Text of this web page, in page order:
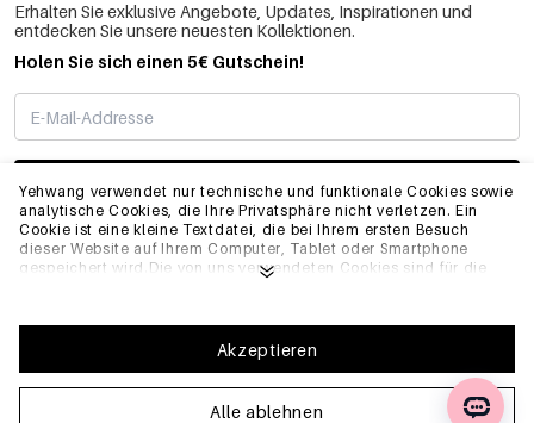
Yehwang verwendet nur technische und funktionale Cookies sowie
analytische Cookies, die Ihre Privatsphäre nicht verletzen. Ein
Cookie ist eine kleine Textdatei, die bei Ihrem ersten Besuch
dieser Website auf Ihrem Computer, Tablet oder Smartphone
gespeichert wird.Die von uns verwendeten Cookies sind für die
Website, ordnungsgemäß zu funktionieren und z.B. Ihre
bevorzugten Einstellungen zu speichern. Sie ermöglichen es uns
auch, unsere Website zu optimieren.Um sicherzustellen, dass Sie
eine gute Browsing- und Einkaufserfahrung auf Yehwang haben,
empfehlen wir Ihnen, unserer Sammlung und Verwendung von
Alle ablehnen
Akzeptieren
Erhalten Sie exklusive Angebote, Updates, Inspirationen und
entdecken Sie unsere neuesten Kollektionen.
Holen Sie sich einen 5€ Gutschein!
ABONNIEREN
INFO